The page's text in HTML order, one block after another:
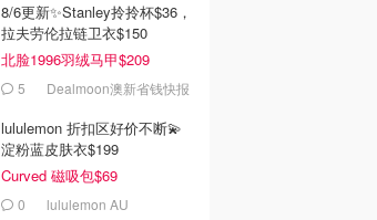
8/6更新✨Stanley拎拎杯$36，
拉夫劳伦拉链卫衣$150
北脸1996羽绒马甲$209
5 Dealmoon澳新省钱快报
lululemon 折扣区好价不断💫
淀粉蓝皮肤衣$199
Curved 磁吸包$69
0 lululemon AU